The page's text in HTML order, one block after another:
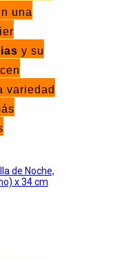
una
y su
variedad